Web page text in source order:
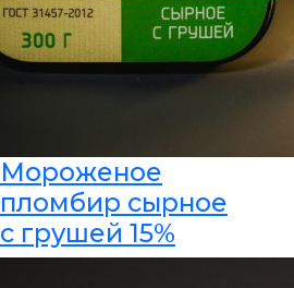
Мороженое
пломбир сырное
с грушей 15%